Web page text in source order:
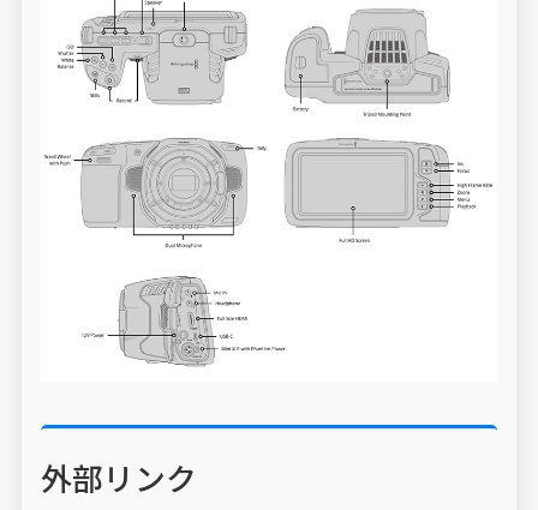
外部リンク